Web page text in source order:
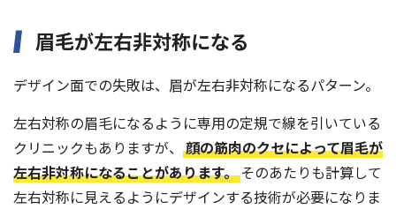
眉毛が左右非対称になる
デザイン面での失敗は、眉が左右非対称になるパターン。
左右対称の眉毛になるように専用の定規で線を引いている
クリニックもありますが、 顔の筋肉のクセによって眉毛が
左右非対称になることがあります。そのあたりも計算して
左右対称に見えるようにデザインする技術が必要になりま